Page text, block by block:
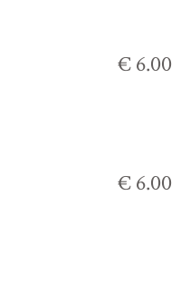
€ 6.00
€ 6.00